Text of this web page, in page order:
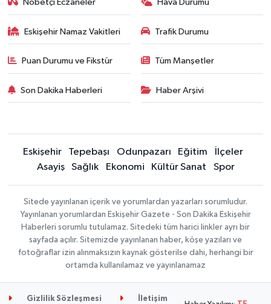
Nöbetçi Eczaneler Hava Durumu
Eskişehir Namaz Vakitleri Trafik Durumu
Puan Durumu ve Fikstür Tüm Manşetler
Son Dakika Haberleri Haber Arşivi
Eskişehir Tepebaşı Odunpazarı Eğitim
İlçeler
Asayiş
Sağlık Ekonomi Kültür Sanat Spor
Sitede yayınlanan içerik ve yorumlardan yazarları sorumludur.
Yayınlanan yorumlardan Eskişehir Gazete - Son Dakika Eskişehir
Haberleri sorumlu tutulamaz. Sitedeki tüm harici linkler ayrı bir
sayfada açılır. Sitemizde yayınlanan haber, köşe yazıları ve
fotoğraflar izin alınmaksızın kaynak gösterilse dahi, herhangi bir
ortamda kullanılamaz ve yayınlanamaz
Gizlilik Sözleşmesi İletişim